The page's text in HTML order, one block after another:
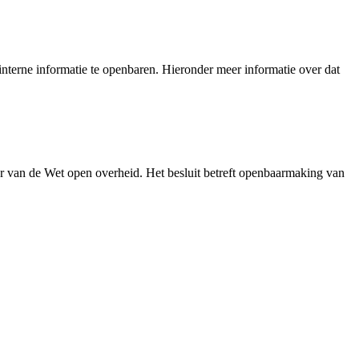
informatie te openbaren. Hieronder meer informatie over dat
de Wet open overheid. Het besluit betreft openbaarmaking van